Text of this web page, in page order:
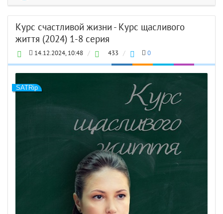
Курс счастливой жизни - Курс щасливого
життя (2024) 1-8 серия
14.12.2024, 10:48 / 433 / 0
SATRip